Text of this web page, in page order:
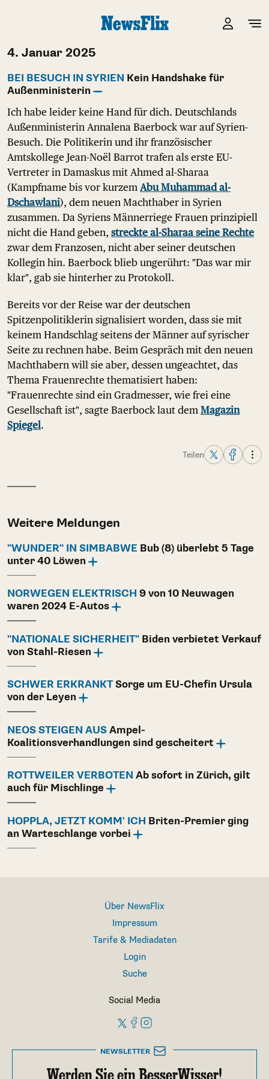
4. Januar 2025
BEI BESUCH IN SYRIEN Kein Handshake für
Außenministerin
Ich habe leider keine Hand für dich. Deutschlands
Außenministerin Annalena Baerbock war auf Syrien-
Besuch. Die Politikerin und ihr französischer
Amtskollege Jean-Noël Barrot trafen als erste EU-
Vertreter in Damaskus mit Ahmed al-Sharaa
(Kampfname bis vor kurzem Abu Muhammad al-
Dschawlani), dem neuen Machthaber in Syrien
zusammen. Da Syriens Männerriege Frauen prinzipiell
nicht die Hand geben, streckte al-Sharaa seine Rechte
zwar dem Franzosen, nicht aber seiner deutschen
Kollegin hin. Baerbock blieb ungerührt: "Das war mir
klar", gab sie hinterher zu Protokoll.
Bereits vor der Reise war der deutschen
Spitzenpolitiklerin signalisiert worden, dass sie mit
keinem Handschlag seitens der Männer auf syrischer
Seite zu rechnen habe. Beim Gespräch mit den neuen
Machthabern will sie aber, dessen ungeachtet, das
Thema Frauenrechte thematisiert haben:
"Frauenrechte sind ein Gradmesser, wie frei eine
Gesellschaft ist", sagte Baerbock laut dem Magazin
Spiegel.
Teilen
Weitere Meldungen
"WUNDER" IN SIMBABWE Bub (8) überlebt 5 Tage
unter 40 Löwen
NORWEGEN ELEKTRISCH 9 von 10 Neuwagen
waren 2024 E-Autos
"NATIONALE SICHERHEIT" Biden verbietet Verkauf
von Stahl-Riesen
SCHWER ERKRANKTSorge um EU-Chefin Ursula
von der Leyen
NEOS STEIGEN AUS Ampel-
Koalitionsverhandlungen sind gescheitert
ROTTWEILER VERBOTEN Ab sofort in Zürich, gilt
auch für Mischlinge
HOPPLA, JETZT KOMM' ICH Briten-Premier ging
an Warteschlange vorbei
Über NewsFlix
Impressum
Tarife & Mediadaten
Login
Suche
Social Media
NEWSLETTER
Werden Sie ein BesserWisser!